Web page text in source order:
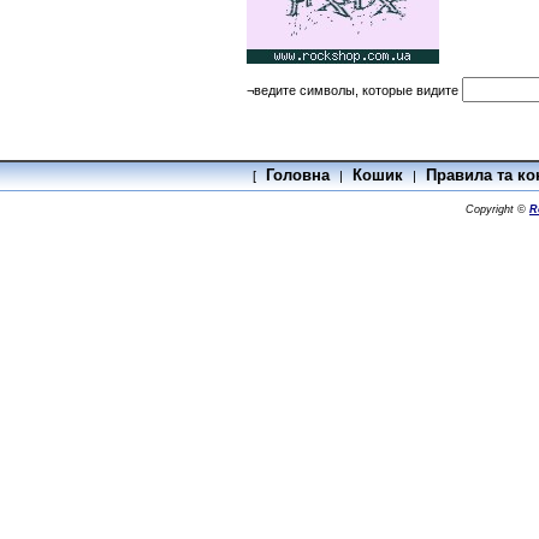
¬ведите символы, которые видите
[ Головна | Кошик | Правила та
Copyright ©